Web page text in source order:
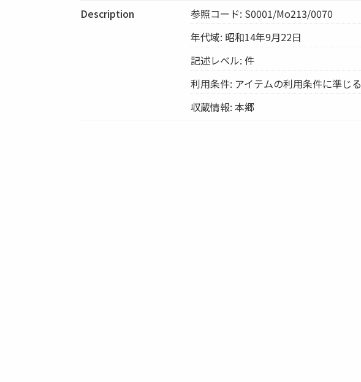
Description
参照コード: S0001/Mo213/0070
年代域: 昭和14年9月22日
記述レベル: 件
利用条件: アイテムの利用条件に準じる
収蔵情報: 本郷